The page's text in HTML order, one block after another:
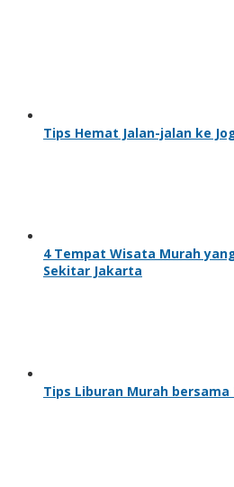
Tips Hemat Jalan-jalan ke
4 Tempat Wisata Murah
Sekitar Jakarta
Tips Liburan Murah bersama